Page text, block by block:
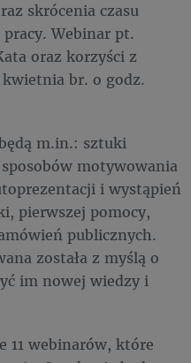
skrócenia czasu
Webinar pt.
oraz korzyści z
kwietnia br. o godz.
m.in.: sztuki
motywowania
i wystąpień
pierwszej pomocy,
publicznych.
została z myślą o
im nowej wiedzy i
11 webinarów, które